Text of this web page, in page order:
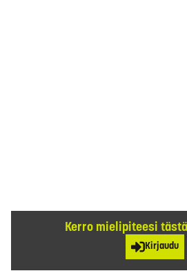
Kerro mielipiteesi
Kirjaudu